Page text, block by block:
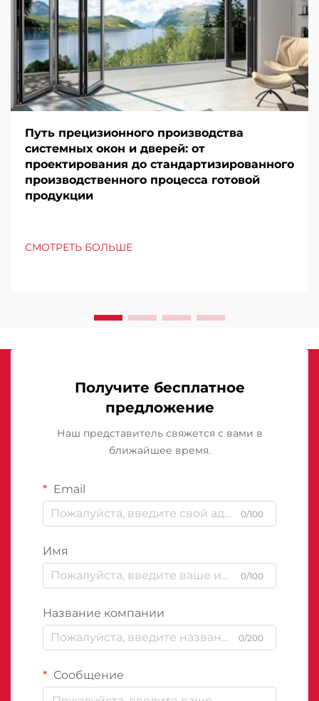
Путь прецизионного производства
системных окон и дверей: от
проектирования до стандартизированного
производственного процесса готовой
продукции
СМОТРЕТЬ БОЛЬШЕ
Получите бесплатное
предложение
Наш представитель свяжется с вами в
ближайшее время.
Email
0/100
Имя
0/100
Название компании
0/200
Сообщение